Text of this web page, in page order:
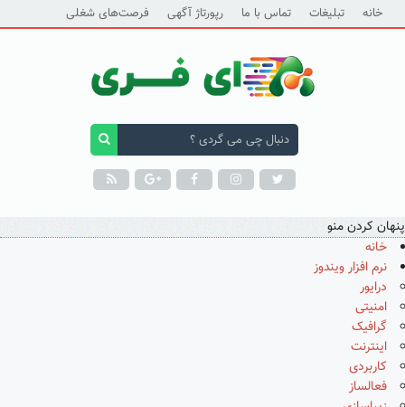
خانه تبلیغات تماس با ما رپورتاژ آگهی فرصت‌های شغلی
پنهان کردن منو
خانه
نرم افزار ویندوز
درایور
امنیتی
گرافیک
اینترنت
کاربردی
فعالساز